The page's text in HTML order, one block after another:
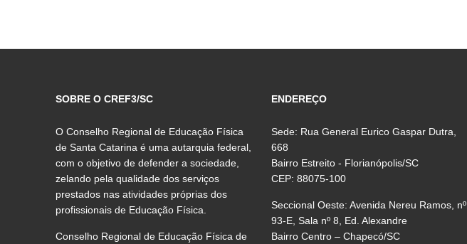
SOBRE O CREF3/SC
O Conselho Regional de Educação Física
de Santa Catarina é uma autarquia federal,
com o objetivo de defender a sociedade,
zelando pela qualidade dos serviços
prestados nas atividades próprias dos
profissionais de Educação Física.
Conselho Regional de Educação Física de
ENDEREÇO
Sede: Rua General Eurico Gaspar Dutra,
668
Bairro Estreito - Florianópolis/SC
CEP: 88075-100
Seccional Oeste: Avenida Nereu Ramos, nº
93-E, Sala nº 8, Ed. Alexandre
Bairro Centro – Chapecó/SC